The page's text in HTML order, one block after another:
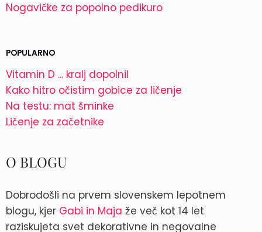
Nogavičke za popolno pedikuro
POPULARNO
Vitamin D ... kralj dopolnil
Kako hitro očistim gobice za ličenje
Na testu: mat šminke
Ličenje za začetnike
O BLOGU
Dobrodošli na prvem slovenskem lepotnem
blogu, kjer Gabi in Maja že več kot 14 let
raziskujeta svet dekorativne in negovalne